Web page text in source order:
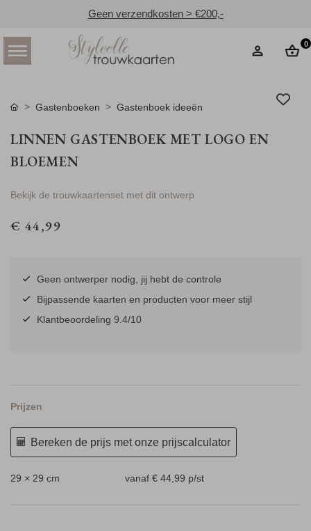
Geen verzendkosten > €200,-
0
Gastenboeken Gastenboek ideeën
LINNEN GASTENBOEK MET LOGO EN
BLOEMEN
Bekijk de trouwkaartenset met dit ontwerp
€ 44,99
Geen ontwerper nodig, jij hebt de controle
Bijpassende kaarten en producten voor meer stijl
Klantbeoordeling 9.4/10
Prijzen
Bereken de prijs met onze prijscalculator
29 × 29 cm vanaf € 44,99 p/st